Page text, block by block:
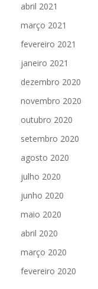
abril 2021
março 2021
fevereiro 2021
janeiro 2021
dezembro 2020
novembro 2020
outubro 2020
setembro 2020
agosto 2020
julho 2020
junho 2020
maio 2020
abril 2020
março 2020
fevereiro 2020